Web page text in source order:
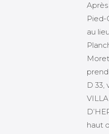
Pied-
au
D 33,
haut